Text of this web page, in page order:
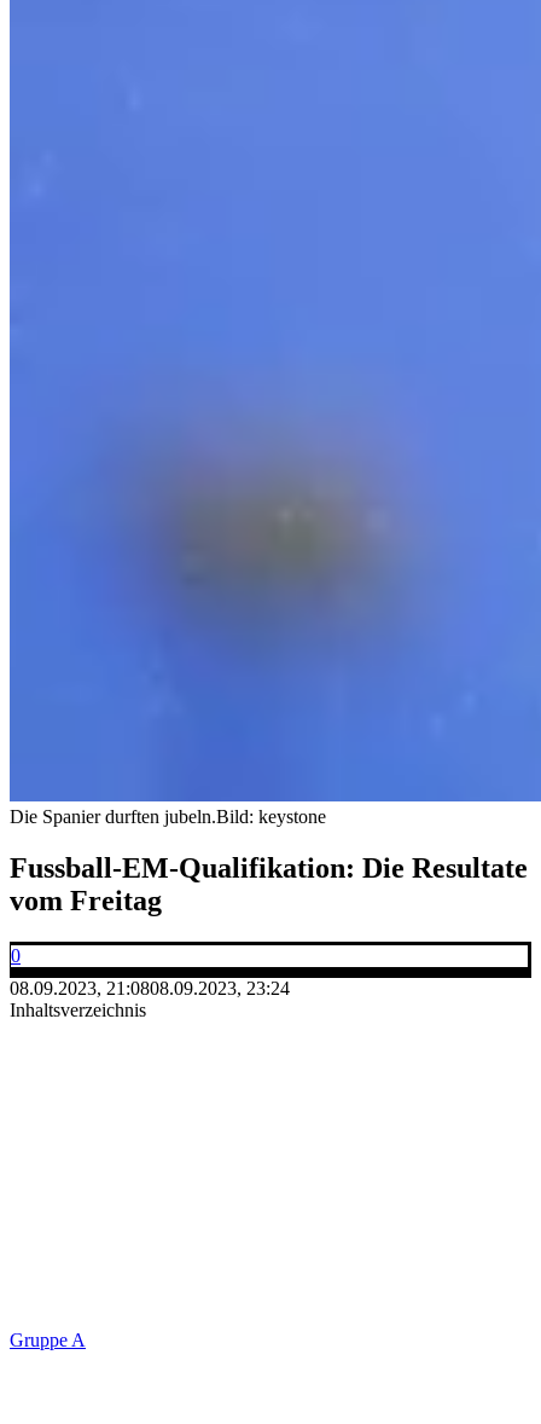
Die Spanier durften jubeln.Bild: keystone
Fussball-EM-Qualifikation: Die Resultate
vom Freitag
0
08.09.2023, 21:0808.09.2023, 23:24
Inhaltsverzeichnis
Gruppe A